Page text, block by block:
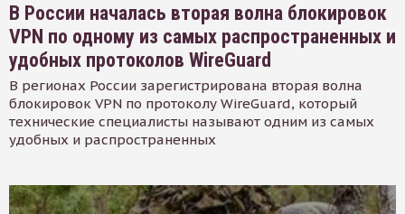
В России началась вторая волна блокировок
VPN по одному из самых распространенных и
удобных протоколов WireGuard
В регионах России зарегистрирована вторая волна
блокировок VPN по протоколу WireGuard, который
технические специалисты называют одним из самых
удобных и распространенных